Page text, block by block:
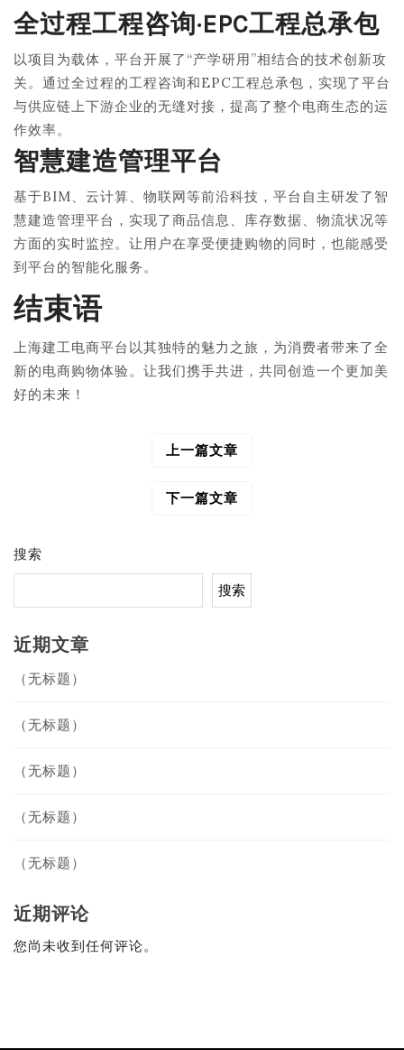
全过程工程咨询·EPC工程总承包
以项目为载体，平台开展了“产学研用”相结合的技术创新攻
关。通过全过程的工程咨询和EPC工程总承包，实现了平台
与供应链上下游企业的无缝对接，提高了整个电商生态的运
作效率。
智慧建造管理平台
基于BIM、云计算、物联网等前沿科技，平台自主研发了智
慧建造管理平台，实现了商品信息、库存数据、物流状况等
方面的实时监控。让用户在享受便捷购物的同时，也能感受
到平台的智能化服务。
结束语
上海建工电商平台以其独特的魅力之旅，为消费者带来了全
新的电商购物体验。让我们携手共进，共同创造一个更加美
好的未来！
上一篇文章
下一篇文章
搜索
搜索
近期文章
（无标题）
（无标题）
（无标题）
（无标题）
（无标题）
近期评论
您尚未收到任何评论。